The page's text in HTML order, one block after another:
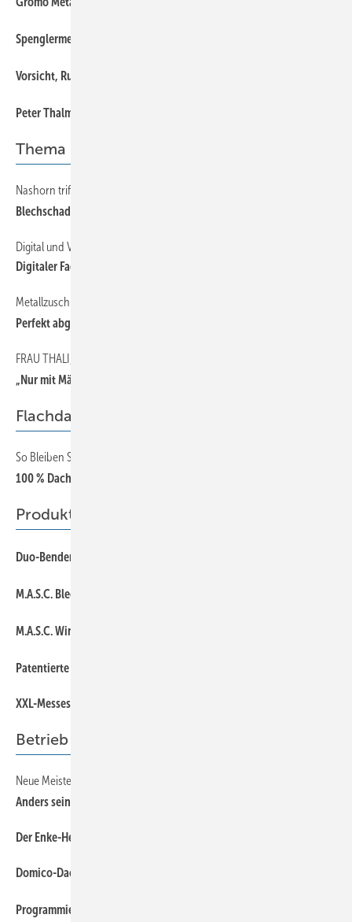
Spenglermeister erstmals mit Digi-GV-Abstimmung per Handy
Vorsicht, Rutschgefahr!
Peter Thalmann verstorben
Thema
Nashorn trifft RinnE
Blechschaden?
Digital und Vielseitig
Digitaler Fachbetrieb
Metallzuschnitte wirtschaftlich produzieren
Perfekt abgeschnitten
FRAU THALI, CENTI, SCHRÖDI, TRUMPFI UND DAS HANDWERK
„Nur mit Mädels“
Flachdach
So Bleiben Sie Herr der Lage
100 % Dachkontrolle
Produkte
Duo-Bender mit interessanter technischer Änderung
M.A.S.C. B lechknabber – BK1/II
M.A.S.C. Winkelfalzaufbieger-Set
Patentierte Perkeo-Neuheit
XXL-Messeschiff-Logbuch
Betrieb
Neue Meisterschule für Klempner
Anders sein als die anderen
Der Enke-Heizgürtel: ein echter Dauerbrenner
Domico-Dachsystem für Logistikzentrum
Programmierbare Dämmstoffe